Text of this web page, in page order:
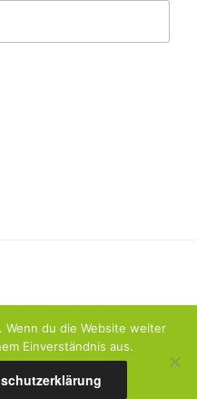
von WordPress
Wenn du die Website weiter
Einverständnis aus.